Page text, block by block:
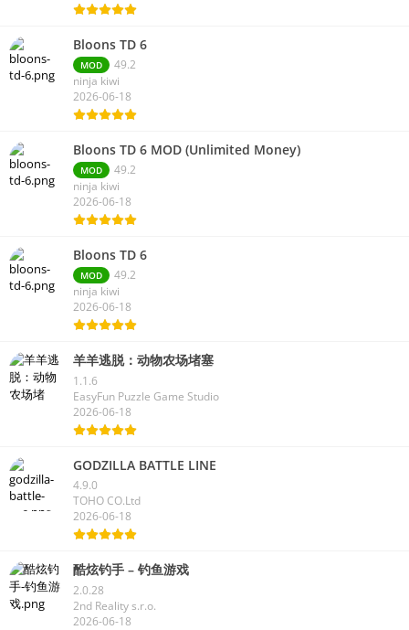
Bloons TD 6
MOD
49.2
ninja kiwi
2026-06-18
Bloons TD 6 MOD (Unlimited Money)
MOD
49.2
ninja kiwi
2026-06-18
Bloons TD 6
MOD
49.2
ninja kiwi
2026-06-18
羊羊逃脱：动物农场堵塞
1.1.6
EasyFun Puzzle Game Studio
2026-06-18
GODZILLA BATTLE LINE
4.9.0
TOHO CO.Ltd
2026-06-18
酷炫钓手 – 钓鱼游戏
2.0.28
2nd Reality s.r.o.
2026-06-18